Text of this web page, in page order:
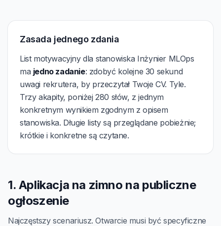
Zasada jednego zdania
List motywacyjny dla stanowiska Inżynier MLOps
ma jedno zadanie: zdobyć kolejne 30 sekund
uwagi rekrutera, by przeczytał Twoje CV. Tyle.
Trzy akapity, poniżej 280 słów, z jednym
konkretnym wynikiem zgodnym z opisem
stanowiska. Długie listy są przeglądane pobieżnie;
krótkie i konkretne są czytane.
1. Aplikacja na zimno na publiczne
ogłoszenie
Najczęstszy scenariusz. Otwarcie musi być specyficzne